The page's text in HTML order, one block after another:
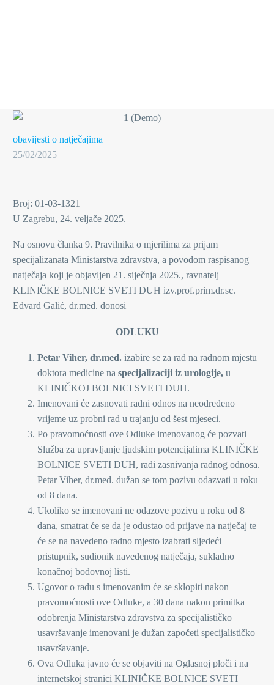
obavijesti o natječajima
25/02/2025
Broj: 01-03-1321
U Zagrebu, 24. veljače 2025.
Na osnovu članka 9. Pravilnika o mjerilima za prijam
specijalizanata Ministarstva zdravstva, a povodom raspisanog
natječaja koji je objavljen 21. siječnja 2025., ravnatelj
KLINIČKE BOLNICE SVETI DUH izv.prof.prim.dr.sc.
Edvard Galić, dr.med. donosi
ODLUKU
Petar Viher, dr.med. izabire se za rad na radnom mjestu
doktora medicine na specijalizaciji iz urologije, u
KLINIČKOJ BOLNICI SVETI DUH.
Imenovani će zasnovati radni odnos na neodređeno
vrijeme uz probni rad u trajanju od šest mjeseci.
Po pravomoćnosti ove Odluke imenovanog će pozvati
Služba za upravljanje ljudskim potencijalima KLINIČKE
BOLNICE SVETI DUH, radi zasnivanja radnog odnosa.
Petar Viher, dr.med. dužan se tom pozivu odazvati u roku
od 8 dana.
Ukoliko se imenovani ne odazove pozivu u roku od 8
dana, smatrat će se da je odustao od prijave na natječaj te
će se na navedeno radno mjesto izabrati sljedeći
pristupnik, sudionik navedenog natječaja, sukladno
konačnoj bodovnoj listi.
Ugovor o radu s imenovanim će se sklopiti nakon
pravomoćnosti ove Odluke, a 30 dana nakon primitka
odobrenja Ministarstva zdravstva za specijalističko
usavršavanje imenovani je dužan započeti specijalističko
usavršavanje.
Ova Odluka javno će se objaviti na Oglasnoj ploči i na
internetskoj stranici KLINIČKE BOLNICE SVETI